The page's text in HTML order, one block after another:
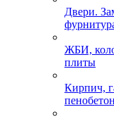
Двери.
ЖБИ,
плиты
Кирпич,
пенобетон